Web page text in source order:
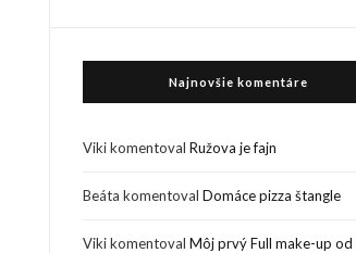
Najnovšie komentáre
VikikomentovalRužova je fajn
Beáta komentovalDomáce pizza štangle
VikikomentovalMôj prvý Full make-up od